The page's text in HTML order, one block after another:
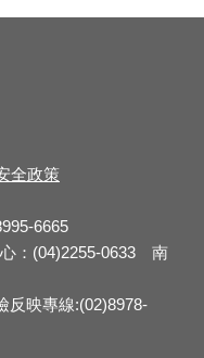
全政策
6665
：(04)2255-0633 南
反映專線:(02)8978-